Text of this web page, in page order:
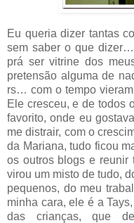
Eu queria dizer tantas
sem saber o que
prá ser vitrine dos
pretensão alguma de
rs… com o tempo
Ele cresceu, e de todos
favorito, onde eu
me distrair, com o
da Mariana, tudo ficou
os outros blogs e reunir
virou um misto de tudo,
pequenos, do meu
minha cara, ele é a
das crianças, que